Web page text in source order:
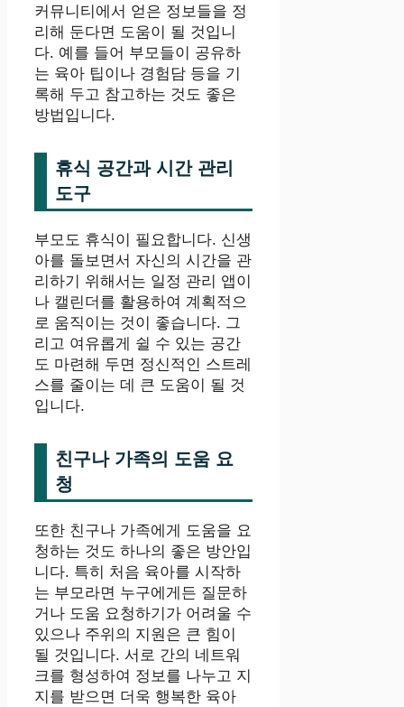
커뮤니티에서 얻은 정보들을 정
리해 둔다면 도움이 될 것입니
다. 예를 들어 부모들이 공유하
는 육아 팁이나 경험담 등을 기
록해 두고 참고하는 것도 좋은
방법입니다.
휴식 공간과 시간 관리
도구
부모도 휴식이 필요합니다. 신생
아를 돌보면서 자신의 시간을 관
리하기 위해서는 일정 관리 앱이
나 캘린더를 활용하여 계획적으
로 움직이는 것이 좋습니다. 그
리고 여유롭게 쉴 수 있는 공간
도 마련해 두면 정신적인 스트레
스를 줄이는 데 큰 도움이 될 것
입니다.
친구나 가족의 도움 요
청
또한 친구나 가족에게 도움을 요
청하는 것도 하나의 좋은 방안입
니다. 특히 처음 육아를 시작하
는 부모라면 누구에게든 질문하
거나 도움 요청하기가 어려울 수
있으나 주위의 지원은 큰 힘이
될 것입니다. 서로 간의 네트워
크를 형성하여 정보를 나누고 지
지를 받으면 더욱 행복한 육아